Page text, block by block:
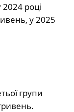
2024 році
у 2025
групи